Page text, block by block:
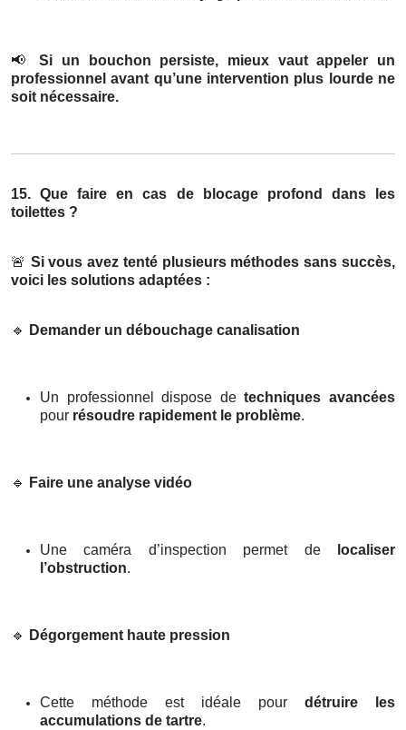
📢
Si un bouchon persiste, mieux vaut appeler un
professionnel avant qu’une intervention plus lourde ne
soit nécessaire.
15. Que faire en cas de blocage profond dans les
toilettes ?
🚨 Si vous avez tenté plusieurs méthodes sans succès,
voici les solutions adaptées :
🔹 Demander un débouchage canalisation
Un professionnel dispose detechniques avancées
pour résoudre rapidement le problème.
🔹 Faire une analyse vidéo
Une caméra d’inspection permet de
localiser
l’obstruction.
🔹 Dégorgement haute pression
Cette méthode est idéale pour détruire les
accumulations de tartre.